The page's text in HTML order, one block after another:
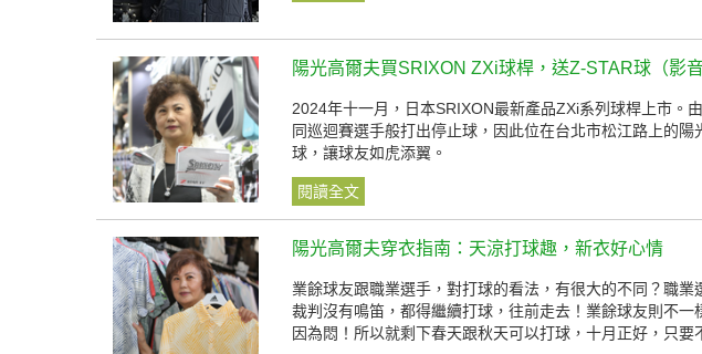
陽光高爾夫買SRIXON ZXi球桿，送Z-STAR球（影音
2024年十一月，日本SRIXON最新產品ZXi系列球桿上市。
同巡迴賽選手般打出停止球，因此位在台北市松江路上的
球，讓球友如虎添翼。
閱讀全文
陽光高爾夫穿衣指南：天涼打球趣，新衣好心情
業餘球友跟職業選手，對打球的看法，有很大的不同？職
裁判沒有鳴笛，都得繼續打球，往前走去！業餘球友則不
因為悶！所以就剩下春天跟秋天可以打球，十月正好，只要